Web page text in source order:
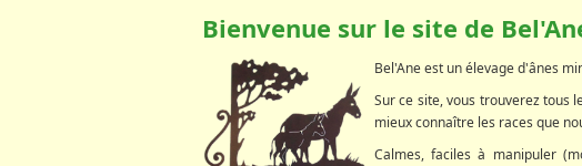
Bienvenue sur le site de
Bel'Ane est un élevage d'ânes
Sur ce site, vous trouverez tous
mieux connaître les races que
Calmes, faciles à manipuler